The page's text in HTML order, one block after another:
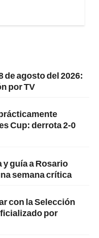
de agosto del 2026:
por TV
Cup: derrota 2-0
guía a Rosario
semana crítica
con la Selección
por